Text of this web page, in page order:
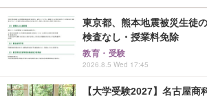
東京都、熊本地震被災生徒
検査なし・授業料免除
教育・受験
2026.8.5 Wed 17:45
【大学受験2027】名古屋商